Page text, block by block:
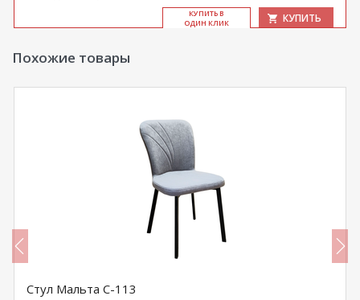
КУ­ПИТЬ В
ОДИН КЛИК
КУПИТЬ
Похожие товары
Стул Мальта С-113